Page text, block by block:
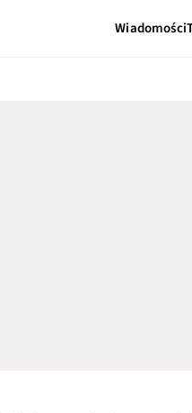
Wiadomości